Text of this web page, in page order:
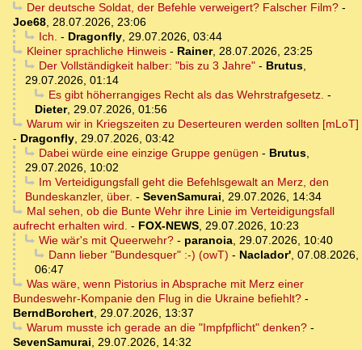
Der deutsche Soldat, der Befehle verweigert? Falscher Film?-
Joe68, 28.07.2026, 23:06
Ich. - Dragonfly, 29.07.2026, 03:44
Kleiner sprachliche Hinweis- Rainer, 28.07.2026, 23:25
Der Vollständigkeit halber: "bis zu 3 Jahre"- Brutus,
29.07.2026, 01:14
Es gibt höherrangiges Recht als das Wehrstrafgesetz. -
Dieter, 29.07.2026, 01:56
Warum wir in Kriegszeiten zu Deserteuren werden sollten [mLoT]
- Dragonfly, 29.07.2026, 03:42
Dabei würde eine einzige Gruppe genügen - Brutus,
29.07.2026, 10:02
Im Verteidigungsfall geht die Befehlsgewalt an Merz, den
Bundeskanzler, über. - SevenSamurai, 29.07.2026, 14:34
Mal sehen, ob die Bunte Wehr ihre Linie im Verteidigungsfall
aufrecht erhalten wird. - FOX-NEWS, 29.07.2026, 10:23
Wie wär's mit Queerwehr?- paranoia, 29.07.2026, 10:40
Dann lieber "Bundesquer" :-) (owT) - Naclador', 07.08.2026,
06:47
Was wäre, wenn Pistorius in Absprache mit Merz einer
Bundeswehr-Kompanie den Flug in die Ukraine befiehlt? -
BerndBorchert, 29.07.2026, 13:37
Warum musste ich gerade an die "Impfpflicht" denken?-
SevenSamurai, 29.07.2026, 14:32